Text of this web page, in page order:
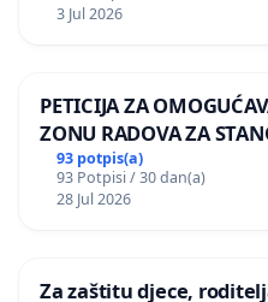
3 Jul 2026
PETICIJA ZA
ZONU RADOVA ZA
Kamensko i Lemić Brdo
93 potpis(a)
93 Potpisi / 30 dan(a)
28 Jul 2026
Za zaštitu djece,